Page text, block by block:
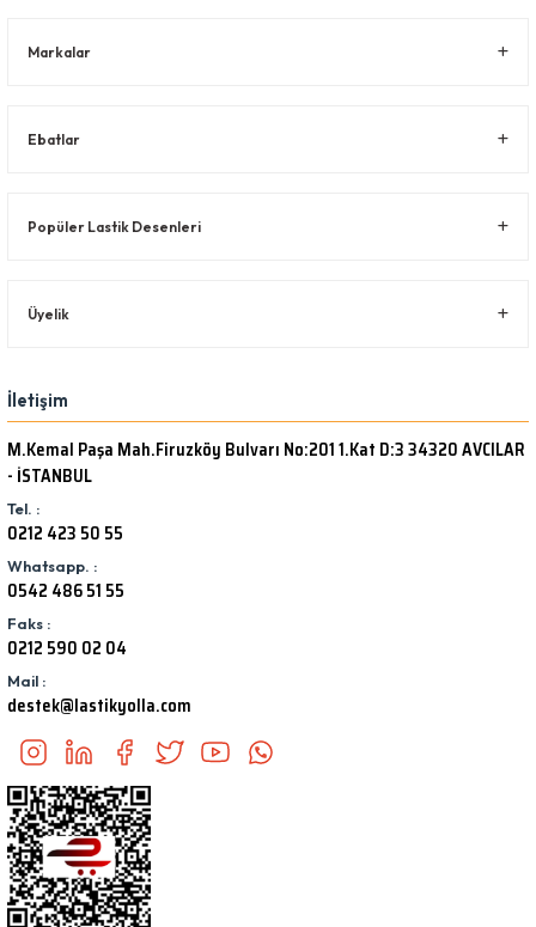
Markalar
Ebatlar
Popüler Lastik Desenleri
Üyelik
İletişim
M.Kemal Paşa Mah.Firuzköy Bulvarı No:201 1.Kat D:3 34320 AVCILAR
- İSTANBUL
Tel. :
0212 423 50 55
Whatsapp. :
0542 486 51 55
Faks :
0212 590 02 04
Mail :
destek@lastikyolla.com